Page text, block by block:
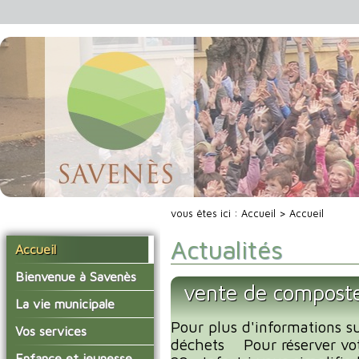
Accueil
Bienvenue à Savenès
Situer Savenès
Savenès en chiffre
L'histoire du village
La vie municipale
Vos élus
Les compte-rendus du
Vos services
La mairie
vous êtes ici : Accueil > Accueil
Actualités
vente de
Pour plus d'informations
déchets Pour réserver